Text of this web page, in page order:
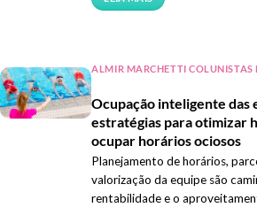
ALMIR MARCHETTI COLUNISTAS
Ocupação inteligente das
estratégias para otimizar
ocupar horários ociosos
Planejamento de horários,
valorização da equipe são
rentabilidade e o